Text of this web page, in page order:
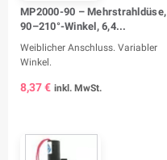
MP2000-90 – Mehrstrahldüse,
90–210°-Winkel, 6,4...
Weiblicher Anschluss. Variabler
Winkel.
8,37 € inkl. MwSt.